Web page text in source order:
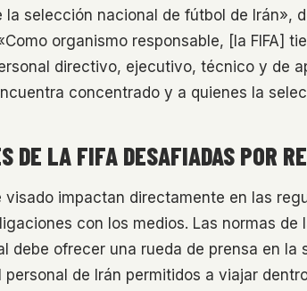
la selección nacional de fútbol de Irán»,
organismo responsable, [la FIFA]
directivo, ejecutivo, técnico y de
concentrado y a quienes la
DE LA FIFA DESAFIADAS POR
visado impactan directamente en las
con los medios. Las normas de
debe ofrecer una rueda de prensa en
personal de Irán permitidos a viajar